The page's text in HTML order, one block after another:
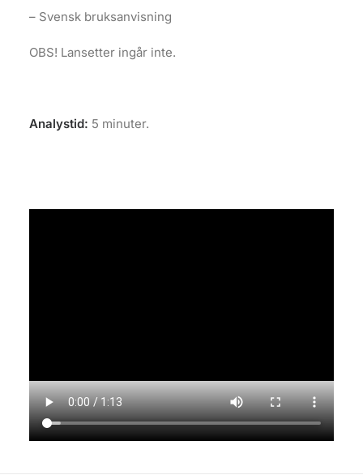
– Svensk bruksanvisning
OBS! Lansetter ingår inte.
Analystid: 5 minuter.